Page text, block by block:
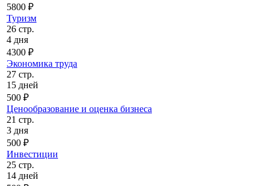
5800 ₽
Туризм
26 стр.
4 дня
4300 ₽
Экономика труда
27 стр.
15 дней
500 ₽
Ценообразование и оценка бизнеса
21 стр.
3 дня
500 ₽
Инвестиции
25 стр.
14 дней